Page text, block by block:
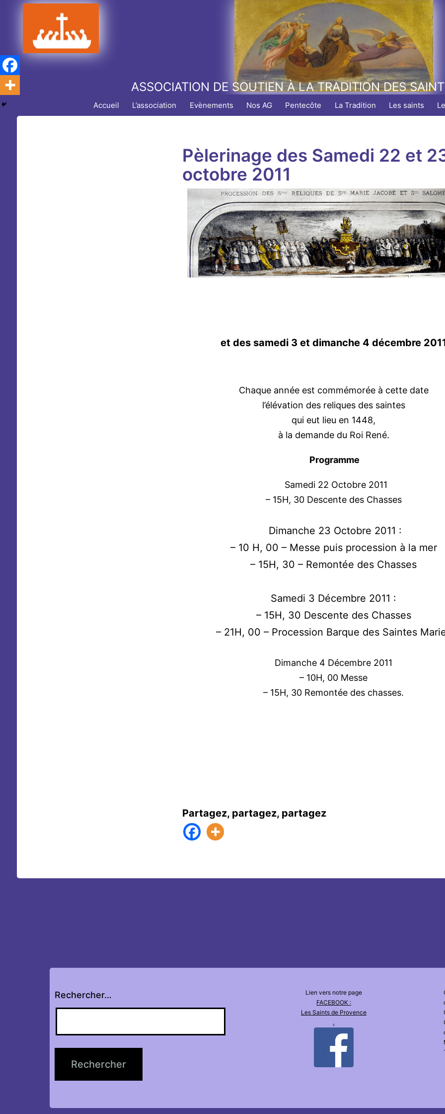
contenu
ASSOCIATION DE SOUTIEN À LA TRADITION DES
Accueil L’association Evènements Nos AG Pentecôte La Tradition Les saints
Pèlerinage des Samedi 22 et
octobre 2011
et des samedi 3 et dimanche 4 décembre
Chaque année est commémorée à cette date
l’élévation des reliques des saintes
qui eut lieu en 1448,
à la demande du Roi René.
Programme
Samedi 22 Octobre 2011
– 15H, 30 Descente des Chasses
Dimanche 23 Octobre 2011 :
– 10 H, 00 – Messe puis procession à la mer
– 15H, 30 – Remontée des Chasses
Samedi 3 Décembre 2011 :
– 15H, 30 Descente des Chasses
– 21H, 00 – Procession Barque des Saintes
Dimanche 4 Décembre 2011
– 10H, 00 Messe
– 15H, 30 Remontée des chasses.
Partagez, partagez, partagez
Rechercher…
Lien vers notre page
FACEBOOK :
Les Saints de Provence
.